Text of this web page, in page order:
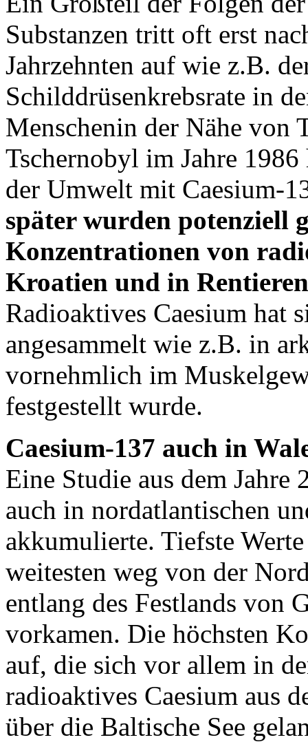
Substanzen tritt oft erst
Jahrzehnten auf wie z.B.
Schilddrüsenkrebsrate in
Menschenin der Nähe von
Tschernobyl im Jahre
der Umwelt mit Caesium-
später wurden potenziell
Konzentrationen von
Kroatien und in
Radioaktives Caesium hat
angesammelt wie z.B. in
vornehmlich im
festgestellt wurde.
Caesium-137 auch in
Eine Studie aus dem Jahre
auch in nordatlantischen
akkumulierte. Tiefste
weitesten weg von der
entlang des Festlands von
vorkamen. Die höchsten
auf, die sich vor allem in
radioaktives Caesium aus
über die Baltische See